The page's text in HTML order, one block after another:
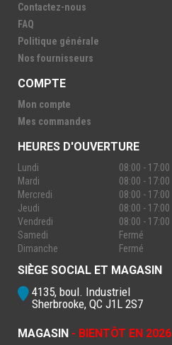
Contactez-nous
FAQ
Politique générale
Nos fournisseurs
COMPTE
Mon compte
Mes commandes
HEURES D'OUVERTURE
Lundi
08:00 - 17:00
Mardi
08:00 - 17:00
Mercredi
08:00 - 17:00
Jeudi
08:00 - 17:00
Vendredi
08:00 - 17:00
Samedi
Fermé
Dimanche
Fermé
SIÈGE SOCIAL ET MAGASIN
4135, boul. Industriel
Sherbrooke, QC J1L 2S7
MAGASIN - BIENTÔT EN 2026